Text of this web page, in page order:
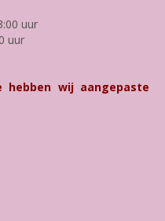
uur
uur
wij aangepaste